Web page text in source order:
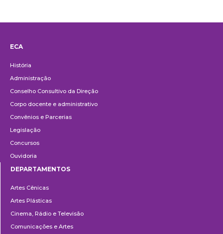
ECA
História
Administração
Conselho Consultivo da Direção
Corpo docente e administrativo
Convênios e Parcerias
Legislação
Concursos
Ouvidoria
DEPARTAMENTOS
Artes Cênicas
Artes Plásticas
Cinema, Rádio e Televisão
Comunicações e Artes